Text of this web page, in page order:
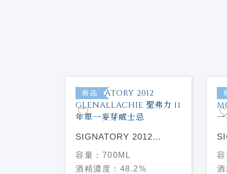
新品
SIGNATORY 2012
GLENALLACHIE 聖弗力
11年單一麥芽威士忌
容量： 700ML
酒精濃度： 48.2%